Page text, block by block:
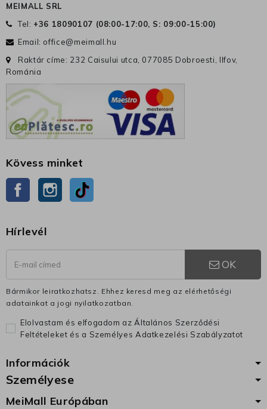
MEIMALL SRL
Tel: +36 18090107 (08:00-17:00, S: 09:00-15:00)
Email: office@meimall.hu
Raktár címe: 232 Caisului utca, 077085 Dobroesti, Ilfov,
Románia
Kövess minket
Facebook Instagram
Hírlevél
OK
Bármikor leiratkozhatsz. Ehhez keresd meg az elérhetőségi
adatainkat a jogi nyilatkozatban.
Elolvastam és elfogadom az Általános Szerződési
Feltételeket és a Személyes Adatkezelési Szabályzatot
Információk
Személyese
MeiMall Európában